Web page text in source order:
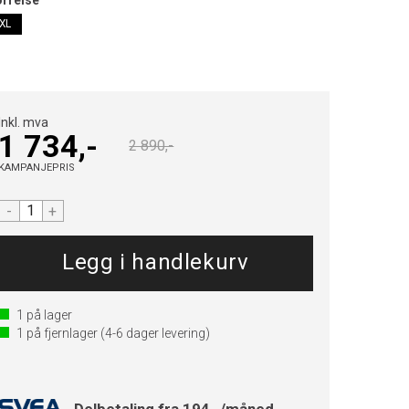
mva
734,- 2 890,-
- +
1 på lager
1 på fjernlager(4-6 dager levering)